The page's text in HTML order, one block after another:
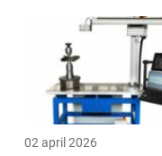
02 april 2026